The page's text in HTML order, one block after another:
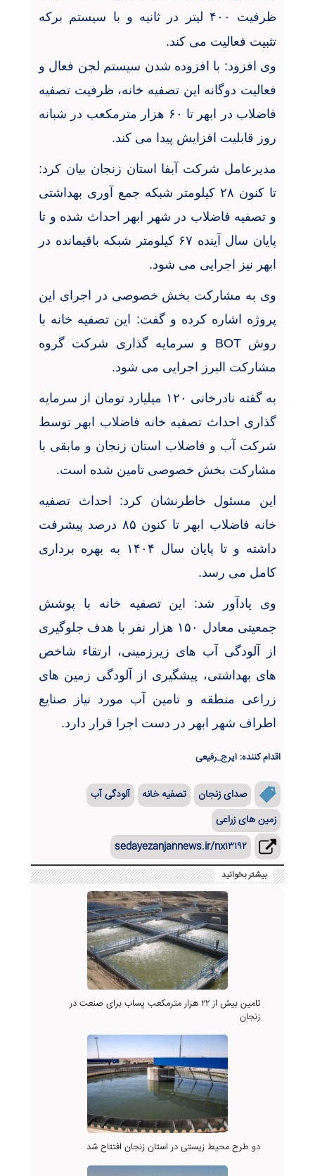
ظرفیت ۴۰۰ لیتر در ثانیه و با سیستم برکه
تثبیت فعالیت می کند.
وی افزود: با افزوده شدن سیستم لجن فعال و
فعالیت دوگانه این تصفیه خانه، ظرفیت تصفیه
فاضلاب در ابهر تا ۶۰ هزار مترمکعب در شبانه
روز قابلیت افزایش پیدا می کند.
مدیرعامل شرکت آبفا استان زنجان بیان کرد:
تا کنون ۲۸ کیلومتر شبکه جمع آوری بهداشتی
و تصفیه فاضلاب در شهر ابهر احداث شده و تا
پایان سال آینده ۶۷ کیلومتر شبکه باقیمانده در
ابهر نیز اجرایی می شود.
وی به مشارکت بخش خصوصی در اجرای این
پروژه اشاره کرده و گفت: این تصفیه خانه با
روشBOT و سرمایه گذاری شرکت گروه
مشارکت البرز اجرایی می شود.
به گفته نادرخانی ۱۲۰ میلیارد تومان از سرمایه
گذاری احداث تصفیه خانه فاضلاب ابهر توسط
شرکت آب و فاضلاب استان زنجان و مابقی با
مشارکت بخش خصوصی تامین شده است.
این مسئول خاطرنشان کرد: احداث تصفیه
خانه فاضلاب ابهر تا کنون ۸۵ درصد پیشرفت
داشته و تا پایان سال ۱۴۰۴ به بهره برداری
کامل می رسد.
وی یادآور شد: این تصفیه خانه با پوشش
جمعیتی معادل ۱۵۰ هزار نفر با هدف جلوگیری
از آلودگی آب های زیرزمینی، ارتقاء شاخص
های بهداشتی، پیشگیری از آلودگی زمین های
زراعی منطقه و تامین آب مورد نیاز صنایع
اطراف شهر ابهر در دست اجرا قرار دارد.
اقدام کننده: ایرج_رفیعی
صدای زنجان تصفیه خانه
آلودگی آب
زمین های زراعی
sedayezanjannews.ir/nx۱۳۱۹۲
بیشتر بخوانید
تامین بیش از ۲۲ هزار مترمکعب پساب برای صنعت در
زنجان
دو طرح محیط زیستی در استان زنجان افتتاح شد